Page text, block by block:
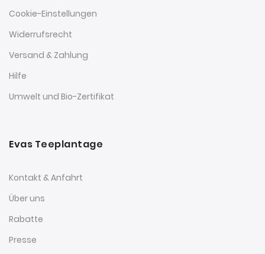
Cookie-Einstellungen
Widerrufsrecht
Versand & Zahlung
Hilfe
Umwelt und Bio-Zertifikat
Evas Teeplantage
Kontakt & Anfahrt
Über uns
Rabatte
Presse